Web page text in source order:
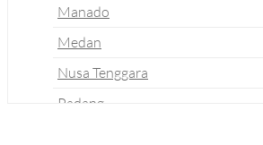
Manado
Medan
Nusa Tenggara
Padang